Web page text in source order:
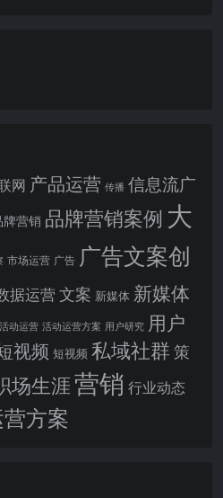
网 产品运营 传播 信息流广
牌营销 品牌营销案例 大
市场运营 广告 广告文案创
据运营 文案 新媒体 新媒体
活动运营 活动运营方案 用户研究 用户
视频 短视频 私域社群 策
场生涯营销 行业动态
方案